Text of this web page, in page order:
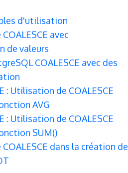
d'utilisation
avec
de valeurs
COALESCE avec des
: Utilisation de COALESCE
AVG
: Utilisation de COALESCE
SUM()
dans la création de